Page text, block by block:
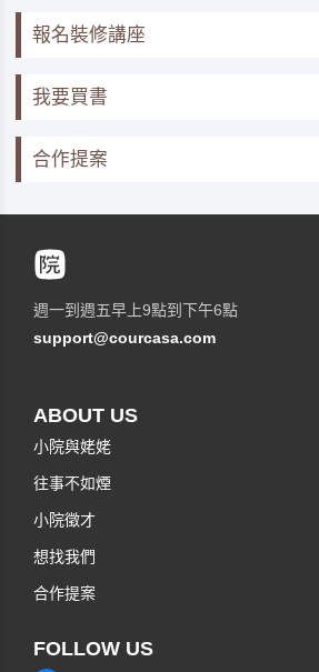
報名裝修講座
我要買書
合作提案
週一到週五早上9點到下午6點
support@courcasa.com
ABOUT US
小院與姥姥
往事不如煙
小院徵才
想找我們
合作提案
FOLLOW US